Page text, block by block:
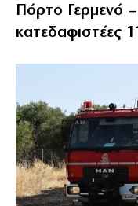
Πόρτο Γερμενό
κατεδαφιστέες